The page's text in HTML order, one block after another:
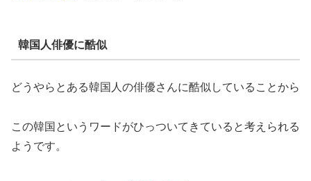
韓国人俳優に酷似
どうやらとある韓国人の俳優さんに酷似していることから
この韓国というワードがひっついてきていると考えられる
ようです。